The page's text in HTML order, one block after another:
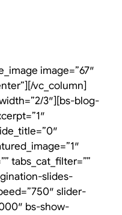
image=”67″
vc_column]
3″][bs-blog-
tabs_cat_filter=””
slides-
slider-
bs-show-